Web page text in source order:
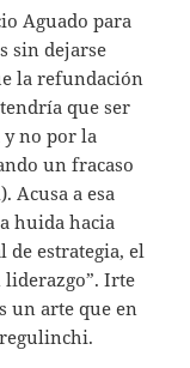
Aguado para
sin dejarse
la refundación
que ser
no por la
un fracaso
Acusa a esa
huida hacia
de estrategia, el
liderazgo”. Irte
un arte que en